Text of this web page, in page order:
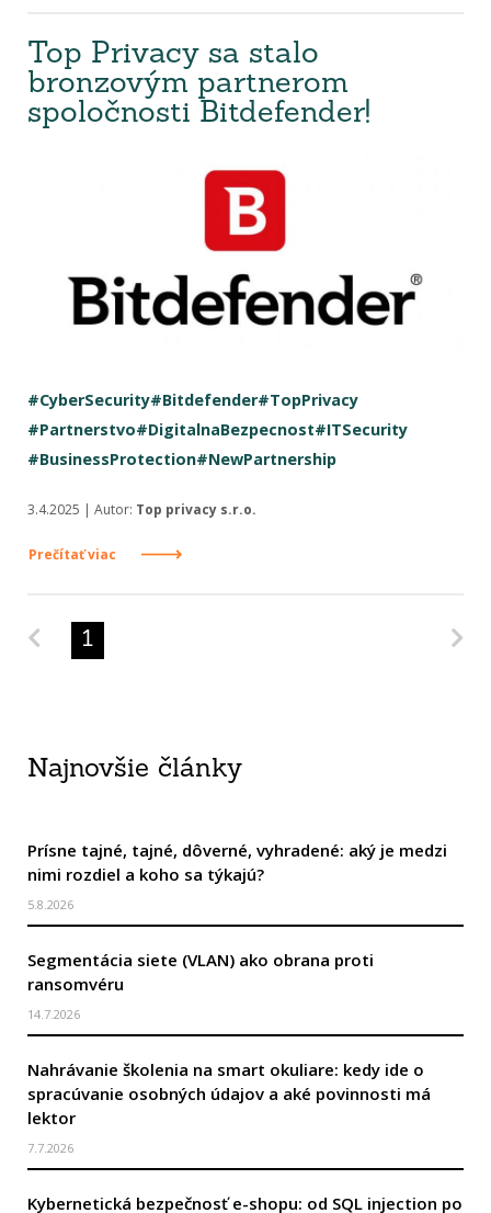
Top Privacy sa stalo
bronzovým partnerom
spoločnosti Bitdefender!
#CyberSecurity#Bitdefender#TopPrivacy
#Partnerstvo#DigitalnaBezpecnost#ITSecurity
#BusinessProtection#NewPartnership
3.4.2025 | Autor: Top privacy s.r.o.
Prečítať viac
Predchádzajúca strana
1
Najnovšie články
Prísne tajné, tajné, dôverné, vyhradené: aký je medzi
nimi rozdiel a koho sa týkajú?
5.8.2026
Segmentácia siete (VLAN) ako obrana proti
ransomvéru
14.7.2026
Nahrávanie školenia na smart okuliare: kedy ide o
spracúvanie osobných údajov a aké povinnosti má
lektor
7.7.2026
Kybernetická bezpečnosť e-shopu: od SQL injection po